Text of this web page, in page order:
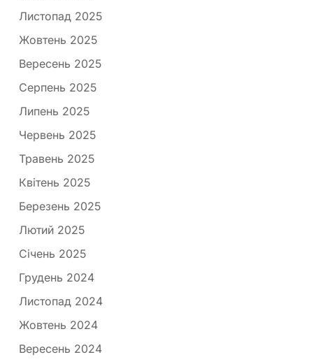
Листопад 2025
Жовтень 2025
Вересень 2025
Серпень 2025
Липень 2025
Червень 2025
Травень 2025
Квітень 2025
Березень 2025
Лютий 2025
Січень 2025
Грудень 2024
Листопад 2024
Жовтень 2024
Вересень 2024